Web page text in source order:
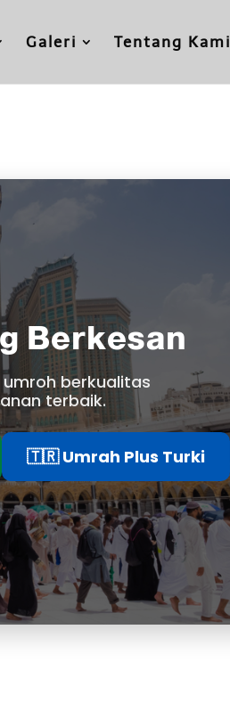
Galeri Tentang Kami
Berkesan
berkualitas
terbaik.
🇹🇷 Umrah Plus Turki